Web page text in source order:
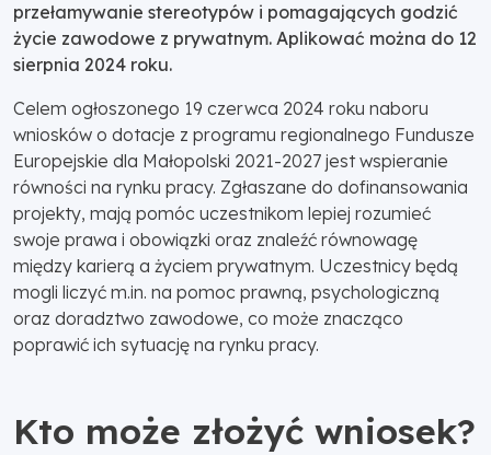
przełamywanie stereotypów i pomagających godzić
życie zawodowe z prywatnym. Aplikować można do 12
sierpnia 2024 roku.
Celem ogłoszonego 19 czerwca 2024 roku naboru
wniosków o dotacje z programu regionalnego Fundusze
Europejskie dla Małopolski 2021-2027 jest wspieranie
równości na rynku pracy. Zgłaszane do dofinansowania
projekty, mają pomóc uczestnikom lepiej rozumieć
swoje prawa i obowiązki oraz znaleźć równowagę
między karierą a życiem prywatnym. Uczestnicy będą
mogli liczyć m.in. na pomoc prawną, psychologiczną
oraz doradztwo zawodowe, co może znacząco
poprawić ich sytuację na rynku pracy.
Kto może złożyć wniosek?